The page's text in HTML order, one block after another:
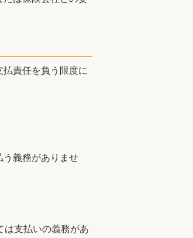
責任を負う限度に
う義務がありませ
は支払いの義務があ